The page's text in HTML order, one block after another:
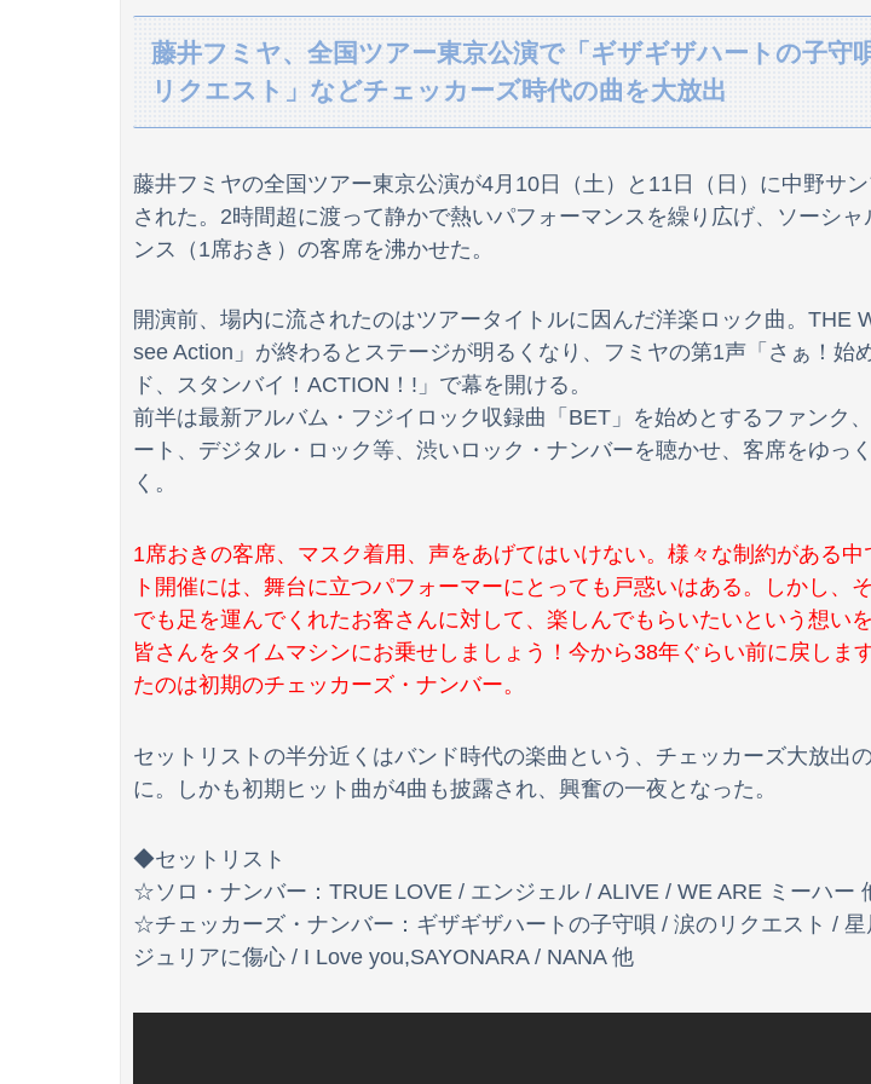
【動画】三重の国道1号で事故逃げされてしまうドラレコがひどい。
【悲報】NISA大暴落 ワイ一晩でマイナス20万円も吹き飛んだもよう
海外「世界で日本を死守するぞ！」 日本の消防署を訪れたちびっ子集団が世界をメロ
【画像】はいだしょうこ（47）「こんなオバサンでいいの…？」
【画像】深田えいみのスッピンを見たワイ、冷や汗が出る････････！
アメリカ「日本の円安ヤバくね？アジア経済に影響出るし。」
【修羅場】落語家が清水良太郎さんを恨んでる『理由』、ガチでヤバイ・・・・・
【速報】日本製メモリに世界中から注文殺到！！！ １兆５０００億円で工場増築へ
【画像】避難飯、レベチｗｗｗｗｗｗｗｗｗｗｗｗｗｗｗ
森川ジョージ「みい山アンチは正義を主張する前に漫画の無断転載をやめろよ」←こ
藤井フミヤ、全国ツアー東京公演で「ギザギザハートの子守
リクエスト」などチェッカーズ時代の曲を大放出
藤井フミヤの全国ツアー東京公演が4月10日（土）と11日（日）に中野サ
された。2時間超に渡って静かで熱いパフォーマンスを繰り広げ、ソーシャ
ンス（1席おき）の客席を沸かせた。
開演前、場内に流されたのはツアータイトルに因んだ洋楽ロック曲。THE
see Action」が終わるとステージが明るくなり、フミヤの第1声「さぁ！始
ド、スタンバイ！ACTION！!」で幕を開ける。
前半は最新アルバム・フジイロック収録曲「BET」を始めとするファンク
ート、デジタル・ロック等、渋いロック・ナンバーを聴かせ、客席をゆっ
く。
1席おきの客席、マスク着用、声をあげてはいけない。様々な制約がある中
ト開催には、舞台に立つパフォーマーにとっても戸惑いはある。しかし、
でも足を運んでくれたお客さんに対して、楽しんでもらいたいという想い
皆さんをタイムマシンにお乗せしましょう！今から38年ぐらい前に戻しま
たのは初期のチェッカーズ・ナンバー。
セットリストの半分近くはバンド時代の楽曲という、チェッカーズ大放出
に。しかも初期ヒット曲が4曲も披露され、興奮の一夜となった。
◆セットリスト
☆ソロ・ナンバー：TRUE LOVE / エンジェル / ALIVE / WE ARE ミーハー
☆チェッカーズ・ナンバー：ギザギザハートの子守唄 / 涙のリクエスト /
ジュリアに傷心 / I Love you,SAYONARA / NANA 他